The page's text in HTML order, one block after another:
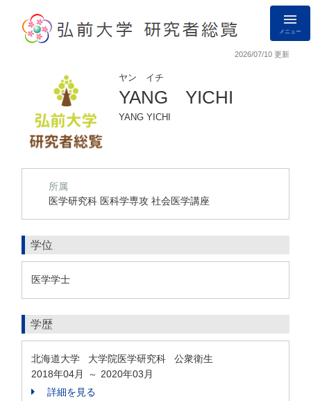
メニュー
2026/07/10 更新
ヤン イチ
YANG YICHI
YANG YICHI
所属
医学研究科 医科学専攻 社会医学講座
学位
医学学士
学歴
北海道大学 大学院医学研究科 公衆衛生
2018年04月
～ 2020年03月
詳細を見る